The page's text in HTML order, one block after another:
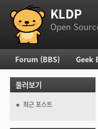
부 메뉴 KLDP
Open
주 메뉴
Forum (BBS) Geek
둘러보기
최근 포스트